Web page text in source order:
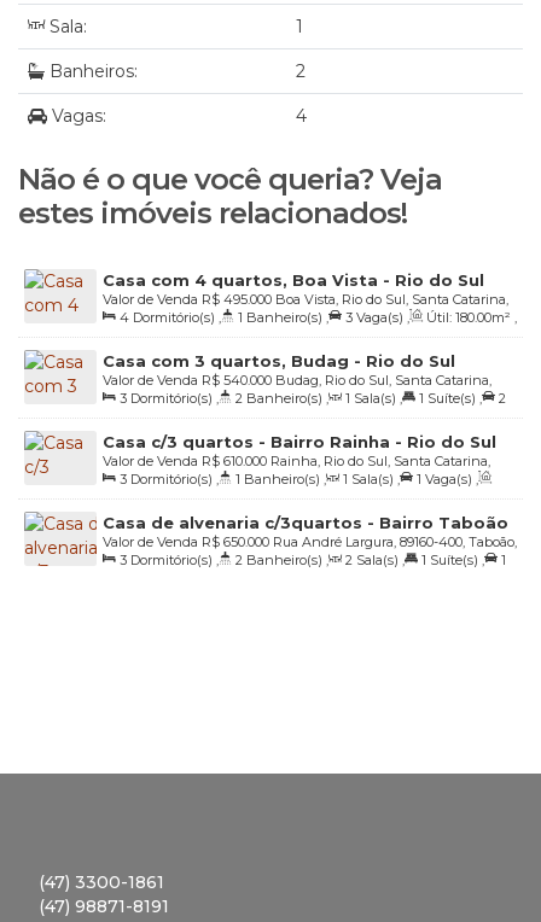
Sala: 1
Banheiros: 2
Vagas: 4
Não é o que você queria? Veja
estes imóveis relacionados!
Casa com 4 quartos, Boa Vista - Rio do Sul
R$ 495.000
Valor de Venda
Boa Vista, Rio do Sul, Santa Catarina,
Brasil
4 Dormitório(s) , 1 Banheiro(s) , 3 Vaga(s) , Útil: 180.00m² ,
Terreno: 450.00m² , Fundos: 15.00m , Frente: 15.00m ,
Lado Direito: 30.00m Lado Esquerdo: 30 .00m
Casa com 3 quartos, Budag - Rio do Sul
R$ 540.000
Valor de Venda
Budag, Rio do Sul, Santa Catarina,
Brasil
3 Dormitório(s) , 2 Banheiro(s) , 1 Sala(s) , 1 Suíte(s) ,
2
Vaga(s) , Útil: 156.00m² , Terreno: 366.73m²
Casa c/3 quartos - Bairro Rainha - Rio do Sul
R$ 610.000
Valor de Venda
Rainha, Rio do Sul, Santa Catarina,
Brasil
3 Dormitório(s) , 1 Banheiro(s) , 1 Sala(s) , 1 Vaga(s) ,
Útil: 120.00m² , Terreno: 840.00m² , Fundos: 28.00m ,
Frente:
28.00m , Lado Direito: 30 .00m , Lado Esquerdo: 30 .00m
Casa de alvenaria c/3quartos - Bairro Taboão
- Rio do Sul/SC
R$ 650.000
Valor de Venda
Rua André Largura, 89160-400, Taboão,
Rio do Sul, Santa Catarina, Brasil
3 Dormitório(s) , 2 Banheiro(s) , 2 Sala(s) , 1 Suíte(s) ,
1
(47) 3300-1861
(47) 98871-8191